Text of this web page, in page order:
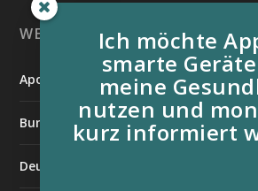
WEITERE
Apotheken Umschau
Bundesverband der
Deutsche Stiftung für chronisch Kranke
Ich möchte
smarte
meine
nutzen und
kurz informiert